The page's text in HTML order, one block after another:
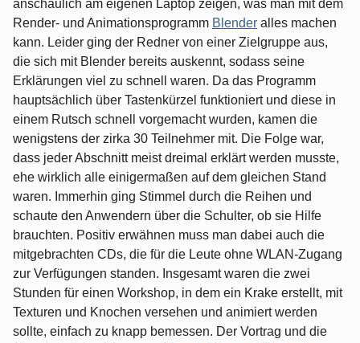
anschaulich am eigenen Laptop zeigen, was man mit dem
Render- und Animationsprogramm Blender alles machen
kann. Leider ging der Redner von einer Zielgruppe aus,
die sich mit Blender bereits auskennt, sodass seine
Erklärungen viel zu schnell waren. Da das Programm
hauptsächlich über Tastenkürzel funktioniert und diese in
einem Rutsch schnell vorgemacht wurden, kamen die
wenigstens der zirka 30 Teilnehmer mit. Die Folge war,
dass jeder Abschnitt meist dreimal erklärt werden musste,
ehe wirklich alle einigermaßen auf dem gleichen Stand
waren. Immerhin ging Stimmel durch die Reihen und
schaute den Anwendern über die Schulter, ob sie Hilfe
brauchten. Positiv erwähnen muss man dabei auch die
mitgebrachten CDs, die für die Leute ohne WLAN-Zugang
zur Verfügungen standen. Insgesamt waren die zwei
Stunden für einen Workshop, in dem ein Krake erstellt, mit
Texturen und Knochen versehen und animiert werden
sollte, einfach zu knapp bemessen. Der Vortrag und die